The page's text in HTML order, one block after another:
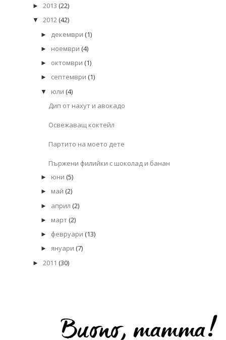
► 2013 (22)
▼ 2012 (42)
► декември (1)
► ноември (4)
► октомври (1)
► септември (1)
▼ юли (4)
Дип от нахут и авокадо
Освежаващ коктейл
Партито на моето дете
Пържени филийки с шоколад и банан
► юни (5)
► май (2)
► април (2)
► март (2)
► февруари (13)
► януари (7)
► 2011 (30)